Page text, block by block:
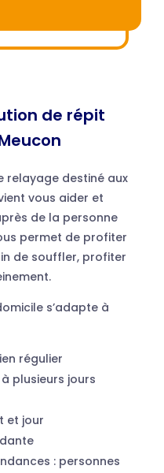
de répit
relayage destiné aux
vous aider et
de la personne
permet de profiter
de souffler, profiter
s’adapte à
régulier
plusieurs jours
et jour
: personnes